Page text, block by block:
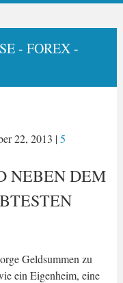
- FOREX -
22, 2013 |5
NEBEN DEM
Geldsummen zu
ein Eigenheim, eine